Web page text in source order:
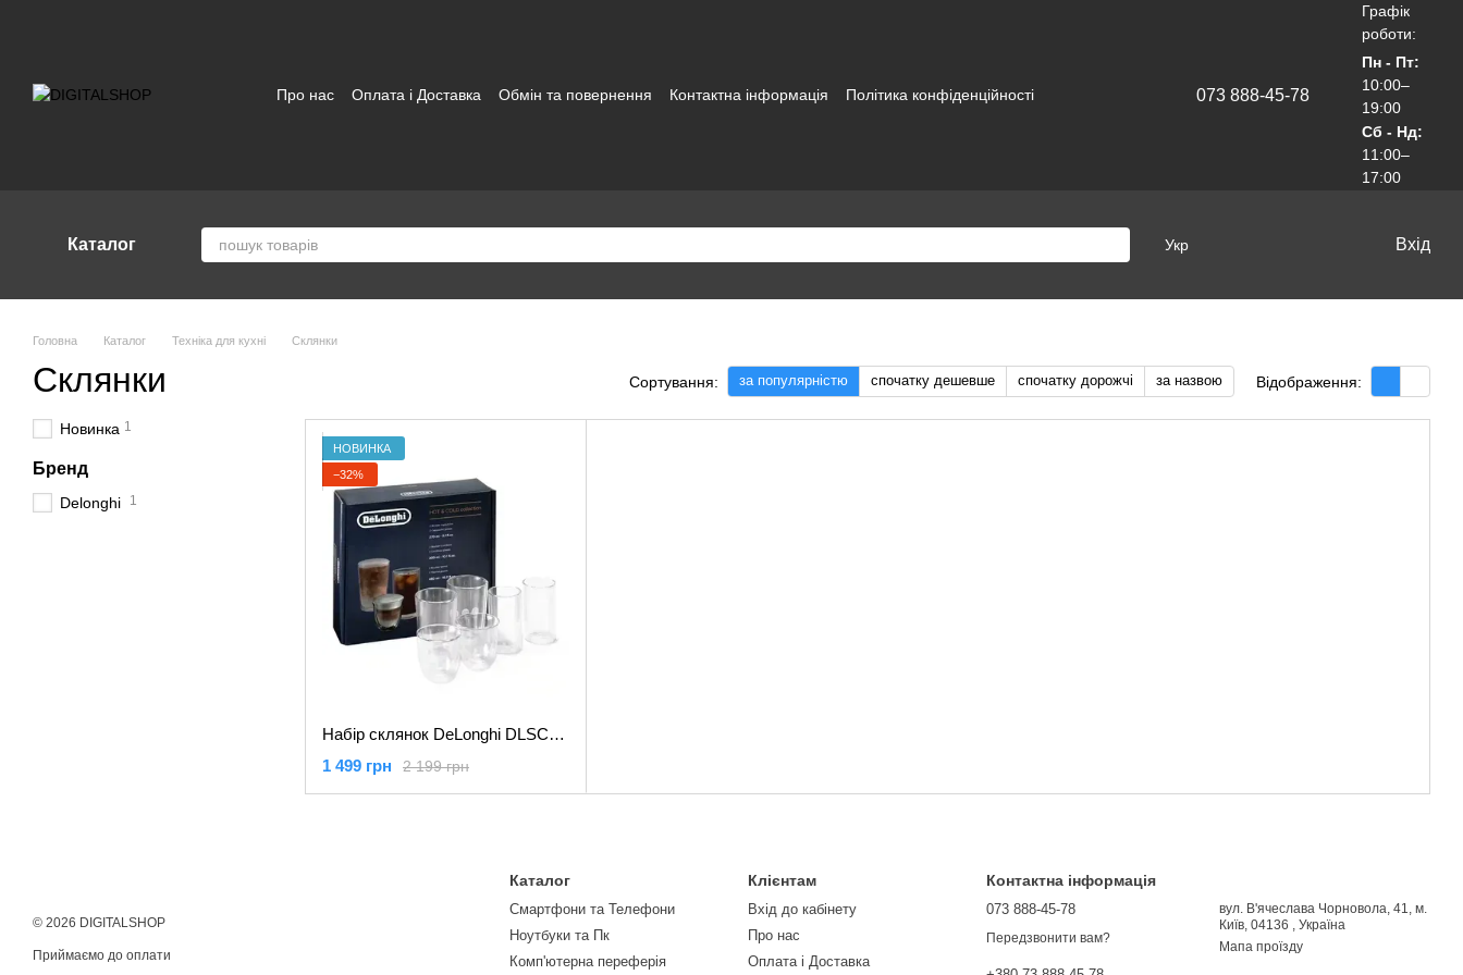
Про нас Оплата і Доставка Обмін та повернення Контактна інформація
Політика конфіденційності
073 888-45-78
Графік
роботи:
Пн - Пт:
10:00–
19:00
Сб - Нд:
11:00–
17:00
Каталог Укр Вхід
Головна Каталог Техніка для кухні Склянки
Склянки Сортування: за популярністю спочатку дешевше спочатку дорожчі за назвою Відображення:
НОВИНКА
−32%
Набір склянок DeLonghi DLSC326 Hot&Cold Collection
2 199 грн
1 499 грн
Новинка 1
Бренд
Delonghi 1
© 2026 DIGITALSHOP
Приймаємо до оплати
Каталог
Смартфони та Телефони
Ноутбуки та Пк
Комп'ютерна переферія
Клієнтам
Вхід до кабінету
Про нас
Оплата і Доставка
Контактна інформація
073 888-45-78
Передзвонити вам?
вул. В'ячеслава Чорновола, 41, м.
Київ, 04136 , Україна
Мапа проїзду